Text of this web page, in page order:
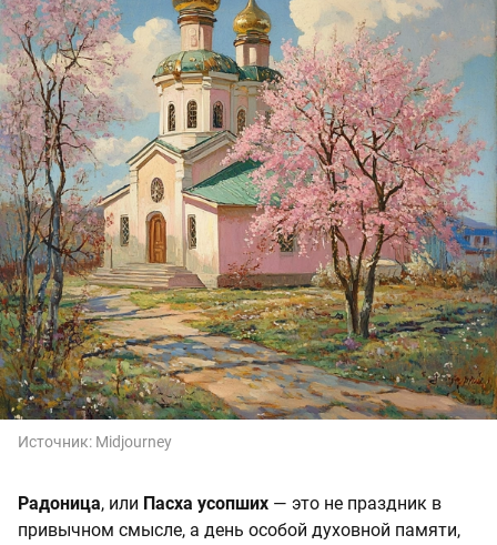
Источник: Midjourney
Радоница, или Пасха усопших — это не праздник в
привычном смысле, а день особой духовной памяти,